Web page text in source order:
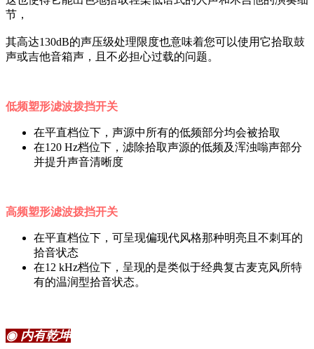
节，
其高达130dB的声压级处理限度也意味着您可以使用它拾取鼓
声或吉他音箱声，且不必担心过载的问题。
低频塑形滤波拨挡开关
在平直档位下，声源中所有的低频部分均会被拾取
在120 Hz档位下，滤除拾取声源的低频及浑浊嗡声部分
并提升声音清晰度
高频塑形滤波拨挡开关
在平直档位下，可呈现偏现代风格那种明亮且不刺耳的
拾音状态
在12 kHz档位下，呈现的是类似于经典复古麦克风所特
有的温润型拾音状态。
◉ 内有乾坤